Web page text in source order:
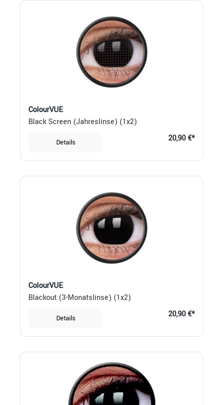
ColourVUE
Black Screen (Jahreslinse) (1x2)
Details 20,90 €*
ColourVUE
Blackout (3-Monatslinse) (1x2)
Details 20,90 €*